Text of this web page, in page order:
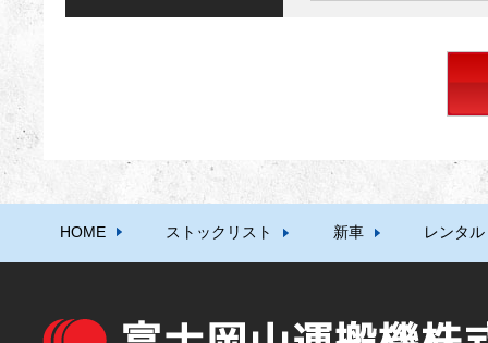
HOME ストックリスト 新車 レンタル